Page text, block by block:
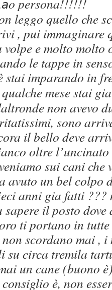
o persona!!!!!!
leggo quello che
, pui immaginare
e molto molto
le tappe in
stai imparando in
mese stai
non avevo
sono
il bello deve
oltre
sui cani che
avuto un bel
anni gia fatti ???
sapere il posto
ti portano in
scordano mai , i
su circa tremila
un cane (buono
è, non